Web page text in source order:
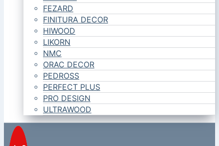
FEZARD
FINITURA DECOR
HIWOOD
LIKORN
NMC
ORAC DECOR
PEDROSS
PERFECT PLUS
PRO DESIGN
ULTRAWOOD